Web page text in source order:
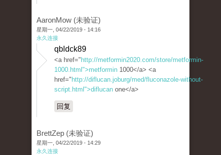
AaronMow (未验证)
星期一, 04/22/2019 - 14:16
永久连接
qbldck89
<a href=" http://metformin2020.com/store/metformin-
1000.html">metformin 1000</a> <a
href=" http://diflucan.joburg/med/fluconazole-without-
script.html">diflucan one</a>
回复
BrettZep (未验证)
星期一, 04/22/2019 - 14:29
永久连接